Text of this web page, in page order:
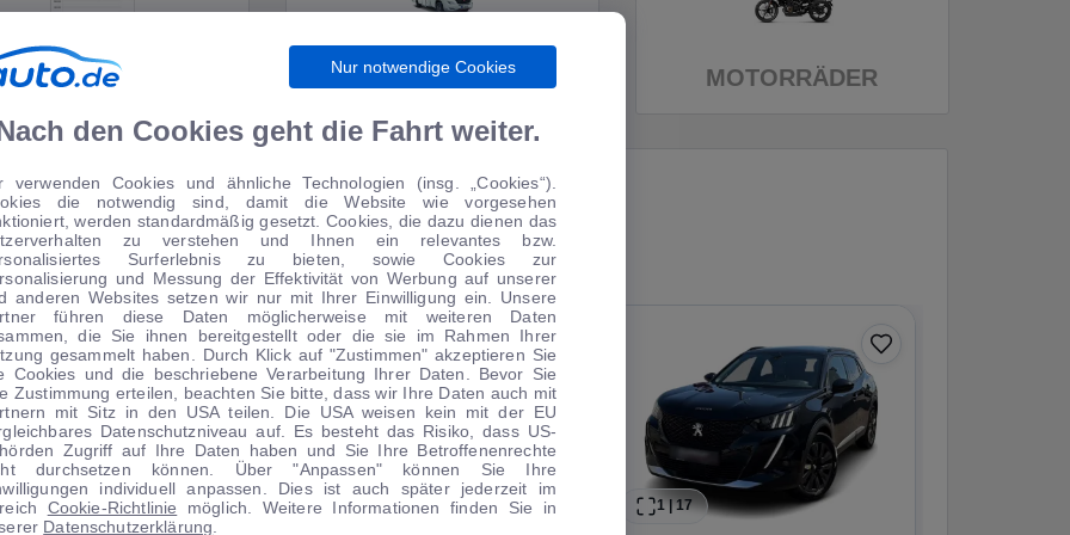
WIRTSCHAFT WOHNMOBILE MOTORRÄDER
TIPPS VOM AUTOMARKT
Anzahlung
1|14 1 |20 1|17
Nur notwendige Cookies
den Cookies geht die Fahrt weiter.
verwenden Cookies und ähnliche Technologien (insg. „Cookies“).
die notwendig sind, damit die Website wie vorgesehen
werden standardmäßig gesetzt. Cookies, die dazu dienen das
zu verstehen und Ihnen ein relevantes bzw.
Surferlebnis zu bieten, sowie Cookies zur
und Messung der Effektivität von Werbung auf unserer
anderen Websites setzen wir nur mit Ihrer Einwilligung ein. Unsere
führen diese Daten möglicherweise mit weiteren Daten
die Sie ihnen bereitgestellt oder die sie im Rahmen Ihrer
gesammelt haben. Durch Klick auf "Zustimmen" akzeptieren Sie
Cookies und die beschriebene Verarbeitung Ihrer Daten. Bevor Sie
Zustimmung erteilen, beachten Sie bitte, dass wir Ihre Daten auch mit
mit Sitz in den USA teilen. Die USA weisen kein mit der EU
Datenschutzniveau auf. Es besteht das Risiko, dass US-
Zugriff auf Ihre Daten haben und Sie Ihre Betroffenenrechte
durchsetzen können. Über "Anpassen" können Sie Ihre
individuell anpassen. Dies ist auch später jederzeit im
Cookie-Richtlinie möglich. Weitere Informationen finden Sie in
Datenschutzerklärung